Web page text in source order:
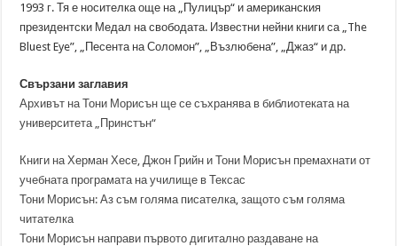
1993 г. Тя е носителка още на „Пулицър“ и американския
президентски Медал на свободата. Известни нейни книги са „The
Bluest Eye”, „Песента на Соломон”, „Възлюбена”, „Джаз“ и др.
Свързани заглавия
Архивът на Тони Морисън ще се съхранява в библиотеката на
университета „Принстън“
Книги на Херман Хесе, Джон Грийн и Тони Морисън премахнати от
учебната програмата на училище в Тексас
Тони Морисън: Аз съм голяма писателка, защото съм голяма
читателка
Тони Морисън направи първото дигитално раздаване на